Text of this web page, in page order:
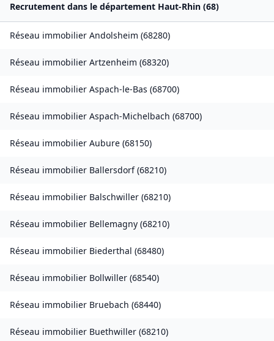
Recrutement dans le département Haut-Rhin (68)
Réseau immobilier Andolsheim (68280)
Réseau immobilier Artzenheim (68320)
Réseau immobilier Aspach-le-Bas (68700)
Réseau immobilier Aspach-Michelbach (68700)
Réseau immobilier Aubure (68150)
Réseau immobilier Ballersdorf(68210)
Réseau immobilier Balschwiller (68210)
Réseau immobilier Bellemagny (68210)
Réseau immobilier Biederthal (68480)
Réseau immobilier Bollwiller (68540)
Réseau immobilier Bruebach (68440)
Réseau immobilier Buethwiller (68210)